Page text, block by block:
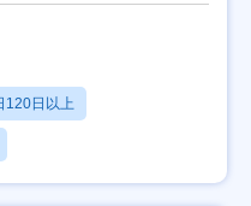
120日以上